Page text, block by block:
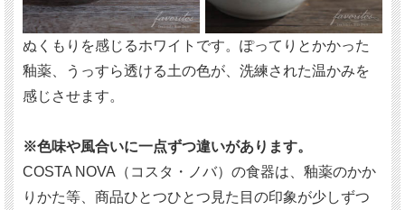
ぬくもりを感じるホワイトです。ぽってりとかかった
釉薬、うっすら透ける土の色が、洗練された温かみを
感じさせます。
※色味や風合いに一点ずつ違いがあります。
COSTA NOVA（コスタ・ノバ）の食器は、釉薬のかか
りかた等、商品ひとつひとつ見た目の印象が少しずつ